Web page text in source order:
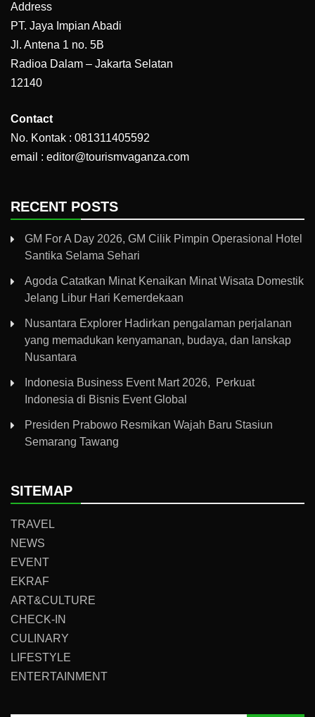
Address
PT. Jaya Impian Abadi
Jl. Antena 1 no. 5B
Radioa Dalam – Jakarta Selatan
12140
Contact
No. Kontak : 081311405592
email : editor@tourismvaganza.com
RECENT POSTS
GM For A Day 2026, GM Cilik Pimpin Operasional Hotel
Santika Selama Sehari
Agoda Catatkan Minat Kenaikan Minat Wisata Domestik
Jelang Libur Hari Kemerdekaan
Nusantara Explorer Hadirkan pengalaman perjalanan
yang memadukan kenyamanan, budaya, dan lanskap
Nusantara
Indonesia Business Event Mart 2026, Perkuat
Indonesia di Bisnis Event Global
Presiden Prabowo Resmikan Wajah Baru Stasiun
Semarang Tawang
SITEMAP
TRAVEL
NEWS
EVENT
EKRAF
ART&CULTURE
CHECK-IN
CULINARY
LIFESTYLE
ENTERTAINMENT